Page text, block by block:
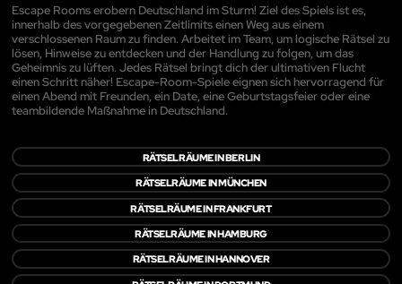
Escape Rooms erobern Deutschland im Sturm! Ziel des Spiels ist es,
innerhalb des vorgegebenen Zeitlimits einen Weg aus einem
verschlossenen Raum zu finden. Arbeitet im Team, um logische Rätsel zu
lösen, Hinweise zu entdecken und der Handlung zu folgen, um das
Geheimnis zu lüften. Jedes Rätsel bringt dich der ultimativen Flucht
einen Schritt näher! Escape-Room-Spiele eignen sich hervorragend für
einen Abend mit Freunden, ein Date, eine Geburtstagsfeier oder eine
teambildende Maßnahme in Deutschland.
RÄTSELRÄUME IN BERLIN
RÄTSELRÄUME IN MÜNCHEN
RÄTSELRÄUME IN FRANKFURT
RÄTSELRÄUME IN HAMBURG
RÄTSELRÄUME IN HANNOVER